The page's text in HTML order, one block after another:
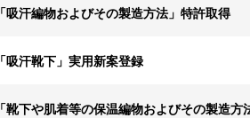
「吸汗編物およびその製造方法」特許取得
「吸汗靴下」実用新案登録
「靴下や肌着等の保温編物およびその製造方